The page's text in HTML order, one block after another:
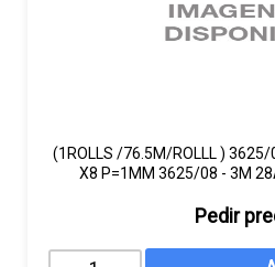
(1ROLLS /76.5M/ROLLL ) 3625/
X8 P=1MM 3625/08 - 3M
Pedir